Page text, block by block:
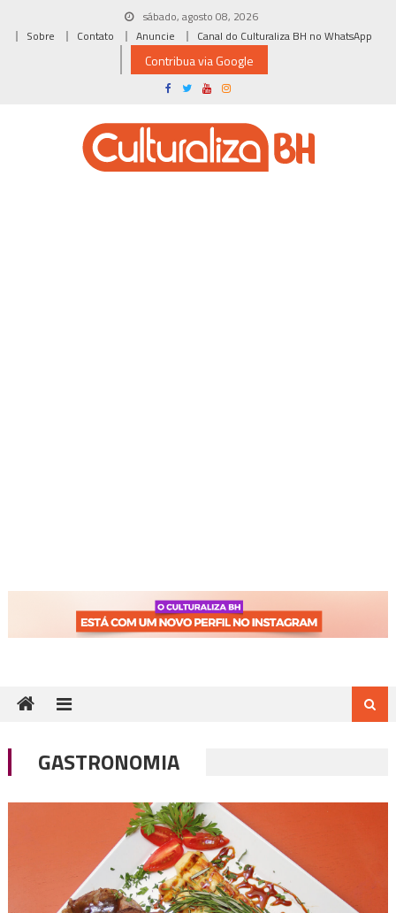
sábado, agosto 08, 2026
Sobre
Contato Anuncie Canal do Culturaliza BH no WhatsApp
Contribua via Google
GASTRONOMIA